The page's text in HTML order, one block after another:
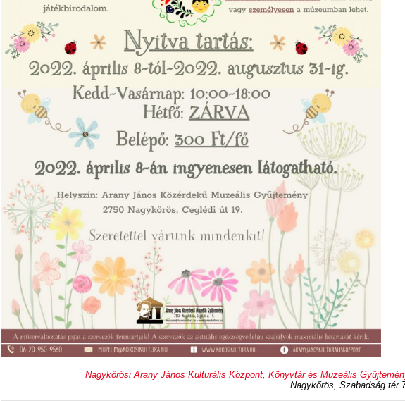
Nagykőrösi Arany János Kulturális Központ, Könyvtár és Muzeális
Nagykőrös, Szabadság tér